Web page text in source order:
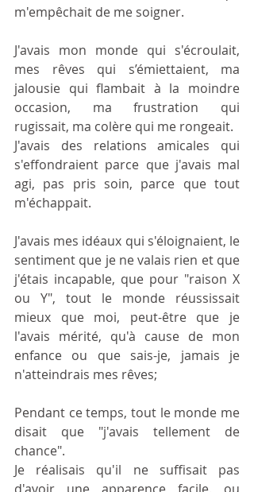
m'empêchait de me soigner.
J'avais mon monde qui s'écroulait,
mes rêves qui s’émiettaient, ma
jalousie qui flambait à la moindre
occasion, ma frustration qui
rugissait, ma colère qui me rongeait.
J'avais des relations amicales qui
s'effondraient parce que j'avais mal
agi, pas pris soin, parce que tout
m'échappait.
J'avais mes idéaux qui s'éloignaient, le
sentiment que je ne valais rien et que
j'étais incapable, que pour "raison X
ou Y", tout le monde réussissait
mieux que moi, peut-être que je
l'avais mérité, qu'à cause de mon
enfance ou que sais-je, jamais je
n'atteindrais mes rêves;
Pendant ce temps, tout le monde me
disait que "j'avais tellement de
chance".
Je réalisais qu'il ne suffisait pas